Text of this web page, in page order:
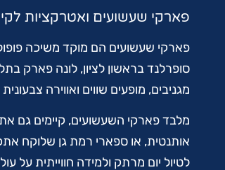
פארקי שעשועים ואטרקציות
פארקי שעשועים הם מוקד משיכה
סופרלנד בראשון לציון, לונה פארק
מגניבים, מופעים שווים ואווירה
מלבד פארקי השעשועים, קיימים גם
אותנטית, או ספארי רמת גן שלוקח
לטיול יום מרתק ולמידה חווייתית על